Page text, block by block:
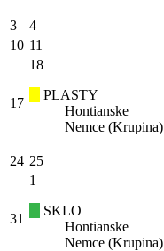
3 4
10 11
17
18
PLASTY
Hontianske
Nemce (Krupina)
24 25
31
1
SKLO
Hontianske
Nemce (Krupina)